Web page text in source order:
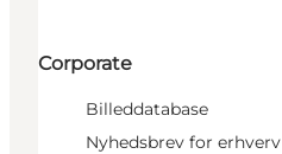
Corporate
Billeddatabase
Nyhedsbrev for erhverv